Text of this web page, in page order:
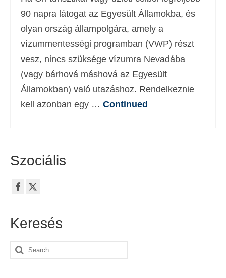
Deutsch( Német)
Ελληνικά(Görög)
Héber
Italiano (Olasz)
日本語(Japán)
Polski
Slovenščina
Español(Spanyol)
Svenska(Svéd)
90 napra látogat az Egyesült Államokba, és
olyan ország állampolgára, amely a
vízummentességi programban (VWP) részt
vesz, nincs szüksége vízumra Nevadába
(vagy bárhová máshová az Egyesült
Államokban) való utazáshoz. Rendelkeznie
kell azonban egy … Continued
Szociális
Keresés
Search